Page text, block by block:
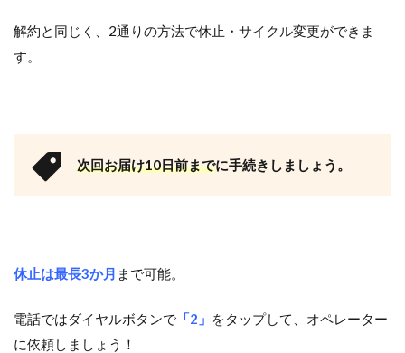
解約と同じく、2通りの方法で休止・サイクル変更ができま
す。
次回お届け10日前までに手続きしましょう。
休止は最長3か月 まで可能。
電話ではダイヤルボタンで 「2」 をタップして、オペレーター
に依頼しましょう！